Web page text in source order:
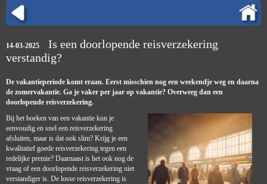
14-03-2025
Is een doorlopende reisverzekering
verstandig?
De vakantieperiode komt eraan. Eerst misschien nog een weekendje weg en daarna
de zomervakantie. Ga je vaker per jaar op vakantie? Overweeg dan een
doorlopende reisverzekering.
Bij het boeken van een vakantie kun je
eenvoudig en snel een reisverzekering
afsluiten, maar is dat ook slim? Krijg je een
kwalitatief goede reisverzekering tegen een
redelijke premie? Daarnaast is het ook nog de
vraag of een doorlopende reisverzekering niet
verstandiger is. De losse reisverzekering is